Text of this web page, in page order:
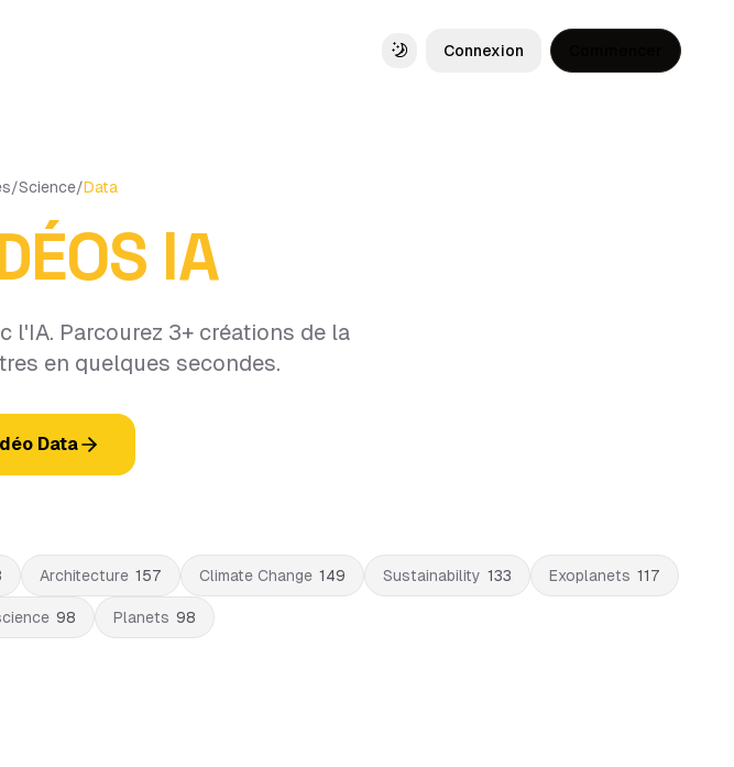
Toggle theme
Connexion
/Science/Data
IA
l'IA. Parcourez 3+ créations de la
en quelques secondes.
Data
Architecture 157 Climate Change 149 Sustainability 133 Exoplanets 117
98 Planets 98